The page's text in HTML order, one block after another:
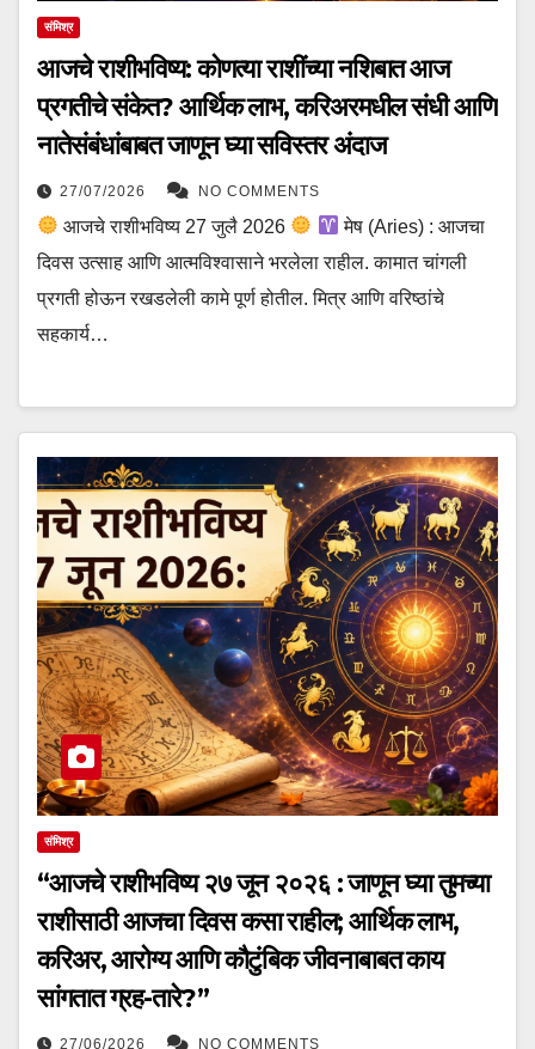
संमिश्र
आजचे राशीभविष्य: कोणत्या राशींच्या नशिबात आज
प्रगतीचे संकेत? आर्थिक लाभ, करिअरमधील संधी आणि
नातेसंबंधांबाबत जाणून घ्या सविस्तर अंदाज
27/07/2026 NO COMMENTS
आजचे राशीभविष्य 27 जुलै 2026
मेष (Aries) : आजचा
दिवस उत्साह आणि आत्मविश्वासाने भरलेला राहील. कामात चांगली
प्रगती होऊन रखडलेली कामे पूर्ण होतील. मित्र आणि वरिष्ठांचे
सहकार्य…
संमिश्र
“आजचे राशीभविष्य २७ जून २०२६ : जाणून घ्या तुमच्या
राशीसाठी आजचा दिवस कसा राहील; आर्थिक लाभ,
करिअर, आरोग्य आणि कौटुंबिक जीवनाबाबत काय
सांगतात ग्रह-तारे?”
27/06/2026 NO COMMENTS